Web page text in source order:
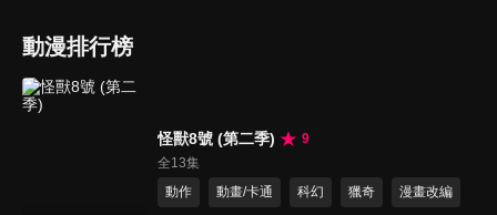
動漫排行榜
怪獸8號 (第二季)
9
全13集
動作
動畫/卡通 科幻 獵奇 漫畫改編